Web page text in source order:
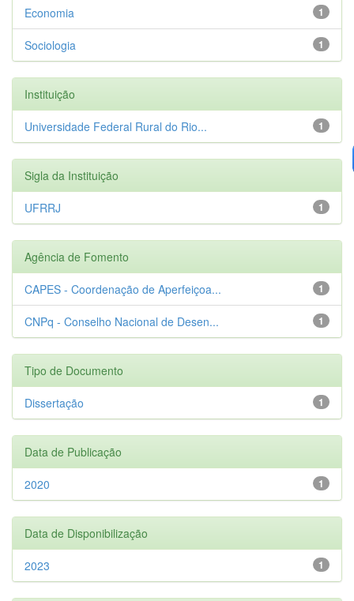
1
Economia
1
Sociologia
Instituição
1
Universidade Federal Rural do Rio...
Sigla da Instituição
1
UFRRJ
Agência de Fomento
1
CAPES - Coordenação de Aperfeiçoa...
1
CNPq - Conselho Nacional de Desen...
Tipo de Documento
1
Dissertação
Data de Publicação
1
2020
Data de Disponibilização
1
2023